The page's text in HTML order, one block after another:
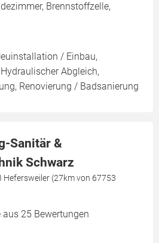
Brennstoffzelle,
/ Einbau,
Abgleich,
Renovierung / Badsanierung
Sanitär &
Schwarz
(27km von 67753
aus 25 Bewertungen